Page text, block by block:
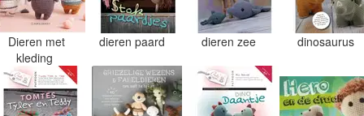
Dieren met
kleding
dieren paard dieren zee dinosaurus